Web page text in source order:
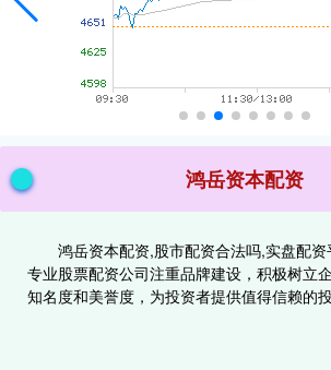
鸿岳资本配资
鸿岳资本配资,股市配资合法吗,实盘配
专业股票配资公司注重品牌建设，积极树立
知名度和美誉度，为投资者提供值得信赖的投